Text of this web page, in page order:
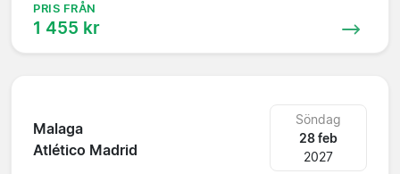
PRIS FRÅN
1 455 kr
Malaga
Atlético Madrid
Söndag
28 feb
2027